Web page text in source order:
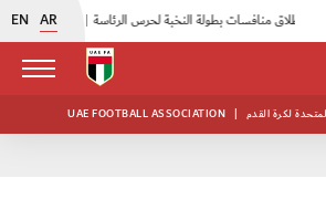
EN AR أبيض الشباب يواصل تدريباته في معسكره بأبوظبي |
UAE FOOTBALL ASSOCIATION | لكرة القدم